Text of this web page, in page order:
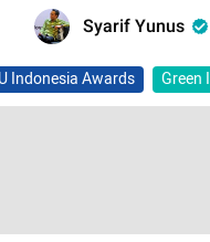
Syarif Yunus
Indonesia Awards Green